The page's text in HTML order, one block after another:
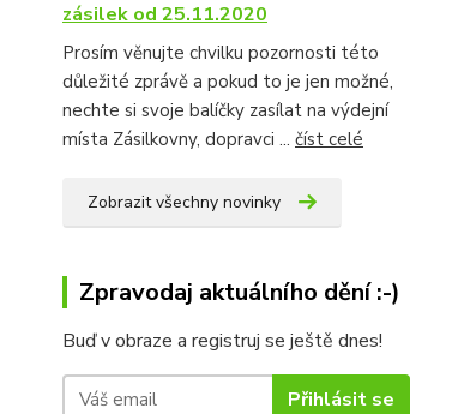
zásilek od 25.11.2020
Prosím věnujte chvilku pozornosti této
důležité zprávě a pokud to je jen možné,
nechte si svoje balíčky zasílat na výdejní
místa Zásilkovny, dopravci ... číst celé
Zobrazit všechny novinky
Zpravodaj aktuálního dění :-)
Buď v obraze a registruj se ještě dnes!
Přihlásit se